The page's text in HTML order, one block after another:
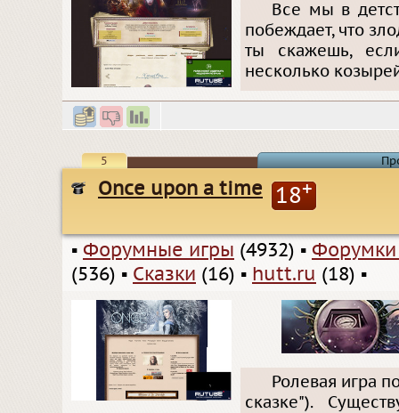
Все мы в
побеждает, что
ты скажешь,
несколько
5
Once upon a time 18+
▪ Форумные игры (4932) ▪
(536) ▪ Сказки (16) ▪ hutt.ru (18) ▪
Ролевая игра
сказке").